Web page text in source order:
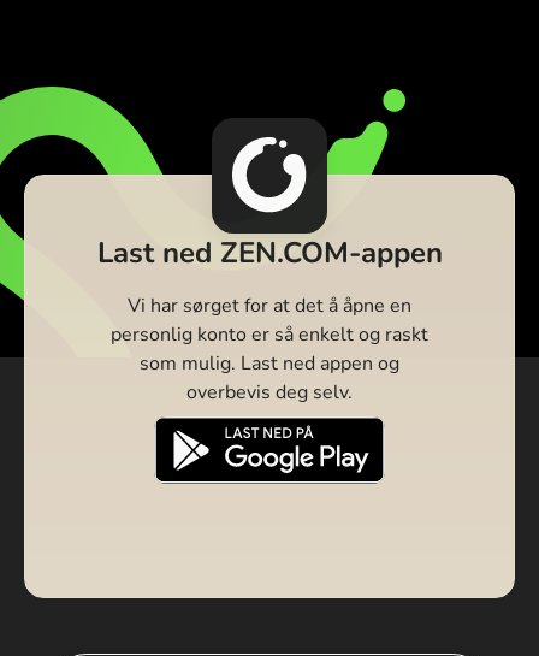
Last ned ZEN.COM-appen
Vi har sørget for at det å åpne en
personlig konto er så enkelt og raskt
som mulig. Last ned appen og
overbevis deg selv.